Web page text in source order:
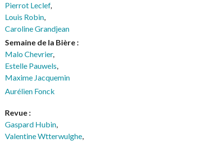
Pierrot Leclef,
Louis Robin,
Caroline Grandjean
Semaine de la Bière :
Malo Chevrier,
Estelle Pauwels,
Maxime Jacquemin
Aurélien Fonck
Revue :
Gaspard Hubin,
Valentine Wtterwulghe,